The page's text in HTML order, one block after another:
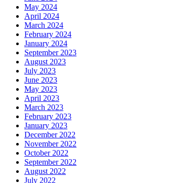
May 2024
April 2024
March 2024
February 2024
January 2024
September 2023
August 2023
July 2023
June 2023
May 2023
April 2023
March 2023
February 2023
January 2023
December 2022
November 2022
October 2022
September 2022
August 2022
July 2022